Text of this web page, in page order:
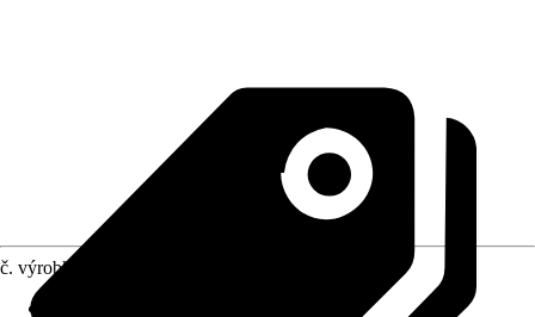
č. výrobku